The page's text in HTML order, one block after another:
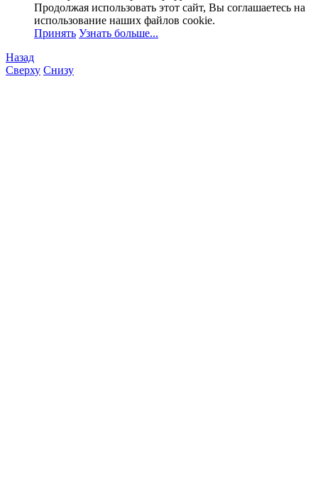
Продолжая использовать этот сайт, Вы соглашаетесь на
использование наших файлов cookie.
Принять Узнать больше...
Назад
Сверху Снизу